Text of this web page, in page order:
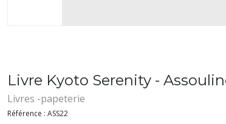
Livre Kyoto Serenity -
Livres -papeterie
Référence : ASS22